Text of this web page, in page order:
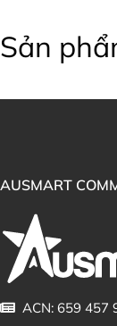
Sản
AUSMART
ACN: 659 457